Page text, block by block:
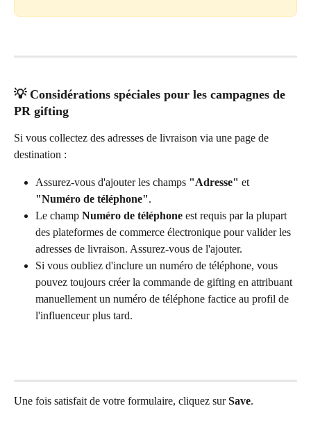
💡 Considérations spéciales pour les campagnes de
PR gifting
Si vous collectez des adresses de livraison via une page de
destination :
Assurez-vous d'ajouter les champs "Adresse" et
"Numéro de téléphone".
Le champ Numéro de téléphone est requis par la plupart
des plateformes de commerce électronique pour valider les
adresses de livraison. Assurez-vous de l'ajouter.
Si vous oubliez d'inclure un numéro de téléphone, vous
pouvez toujours créer la commande de gifting en attribuant
manuellement un numéro de téléphone factice au profil de
l'influenceur plus tard.
Une fois satisfait de votre formulaire, cliquez sur Save.